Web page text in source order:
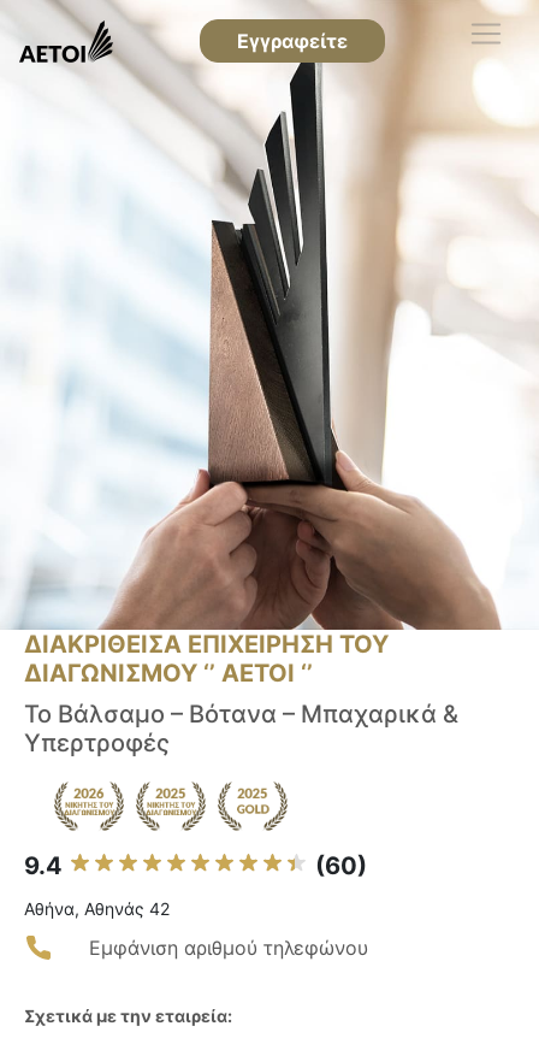
Εγγραφείτε
ΔΙΑΚΡΙΘΕΙΣΑ ΕΠΙΧΕΙΡΗΣΗ ΤΟΥ
ΔΙΑΓΩΝΙΣΜΟΥ ‘’ ΑΕΤΟΙ ‘’
Το Βάλσαμο – Βότανα – Μπαχαρικά &
Υπερτροφές
9.4 (60)
Αθήνα, Αθηνάς 42
Εμφάνιση αριθμού τηλεφώνου
Σχετικά με την εταιρεία: